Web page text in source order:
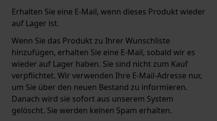
Erhalten Sie eine E-Mail, wenn dieses Produkt wieder
auf Lager ist.
Wenn Sie das Produkt zu Ihrer Wunschliste
hinzufügen, erhalten Sie eine E-Mail, sobald wir es
wieder auf Lager haben. Sie sind nicht zum Kauf
verpflichtet. Wir verwenden Ihre E-Mail-Adresse nur,
um Sie über den neuen Bestand zu informieren.
Danach wird sie sofort aus unserem System
gelöscht. Sie werden keinen Spam erhalten.